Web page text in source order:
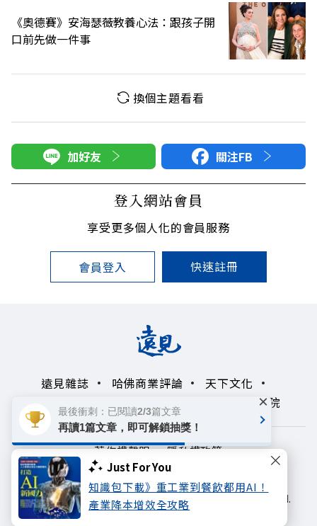
Just For You
知識包下載》重工業到餐飲都用AI！
產業降本增效全攻略
《奧德賽》安海瑟薇教養心法：跟孩子開
口前先做一件事
換個主題看看
加好友 關注FB
登入網站會員
享受更多個人化的會員服務
會員登入 快速註冊
遠見雜誌 哈佛商業評論
天下文化
未來親子學習平台
領導影響力學院
著作權聲明
隱私權政策
Copyright© 1999~2026
遠見天下文化出版股份有限公司. All rights reserved.
最後衝刺：已閱讀2/3篇文章
再讀1篇文章，即可解鎖抽獎！
×